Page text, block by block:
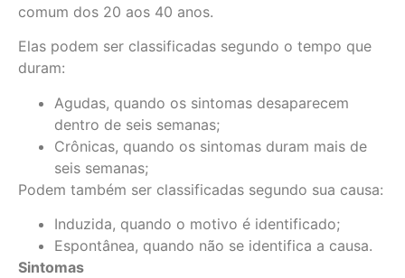
comum dos 20 aos 40 anos.
Elas podem ser classificadas segundo o tempo que
duram:
Agudas, quando os sintomas desaparecem
dentro de seis semanas;
Crônicas, quando os sintomas duram mais de
seis semanas;
Podem também ser classificadas segundo sua causa:
Induzida, quando o motivo é identificado;
Espontânea, quando não se identifica a causa.
Sintomas